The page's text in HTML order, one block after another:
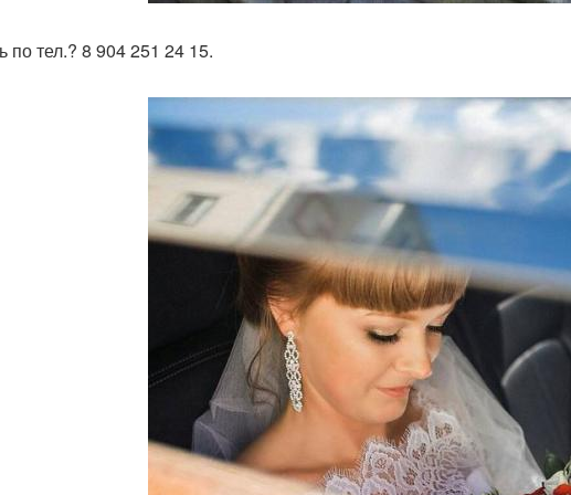
по тел.? 8 904 251 24 15.